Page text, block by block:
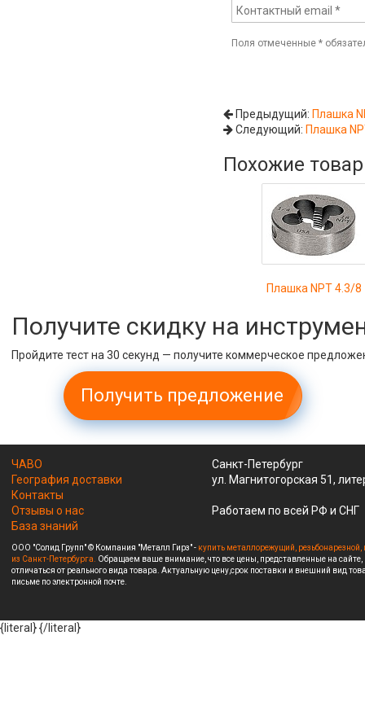
Поля отмеченные*
Предыдущий: Плашка
Следующий: Плашка
Похожие
Плашка NPT 4.3/8
Получите скидку на
Пройдите тест на 30 секунд — получите коммерческое
Получить предложение
ЧАВО
География доставки
Контакты
Отзывы о нас
База знаний
Санкт-Петербург
ул. Магнитогорская 51,
Работаем по всей РФ и СНГ
ООО "Солид Групп" © Компания "Металл Гирз" - купить металлорежущий,
из Санкт-Петербурга. Обращаем ваше внимание, что все цены, представленные на
отличаться от реального вида товара. Актуальную цену,срок поставки и внешний вид
письме по электронной почте.
{literal}{/literal}